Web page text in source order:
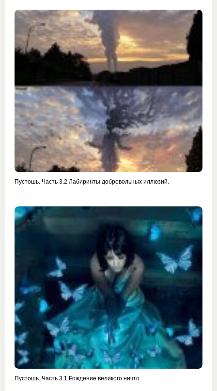
Пустошь. Часть 3.2 Лабиринты добровольных иллюзий.
Пустошь. Часть 3.1 Рождение великого ничто